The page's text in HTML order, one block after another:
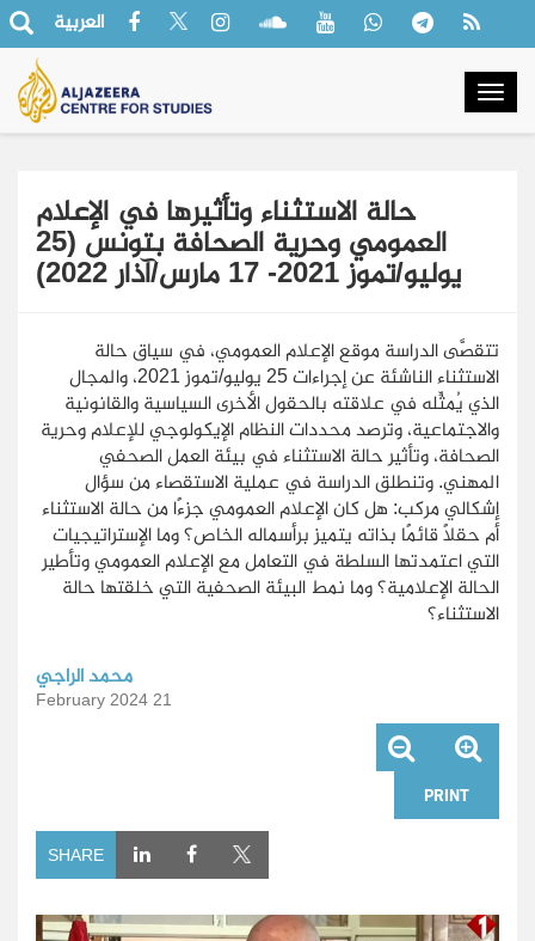
العربية
حالة الاستثناء وتأثيرها في الإعلام
العمومي وحرية الصحافة بتونس (25
يوليو/تموز 2021- 17 مارس/آذار 2022)
تتقصَّى الدراسة موقع الإعلام العمومي، في سياق حالة
الاستثناء الناشئة عن إجراءات 25 يوليو/تموز 2021، والمجال
الذي يُمثِّله في علاقته بالحقول الأخرى السياسية والقانونية
والاجتماعية، وترصد محددات النظام الإيكولوجي للإعلام وحرية
الصحافة، وتأثير حالة الاستثناء في بيئة العمل الصحفي
المهني. وتنطلق الدراسة في عملية الاستقصاء من سؤال
إشكالي مركب: هل كان الإعلام العمومي جزءًا من حالة الاستثناء
أم حقلًا قائمًا بذاته يتميز برأسماله الخاص؟ وما الإستراتيجيات
التي اعتمدتها السلطة في التعامل مع الإعلام العمومي وتأطير
الحالة الإعلامية؟ وما نمط البيئة الصحفية التي خلقتها حالة
الاستثناء؟
محمد الراجي
21 February 2024
PRINT
SHARE